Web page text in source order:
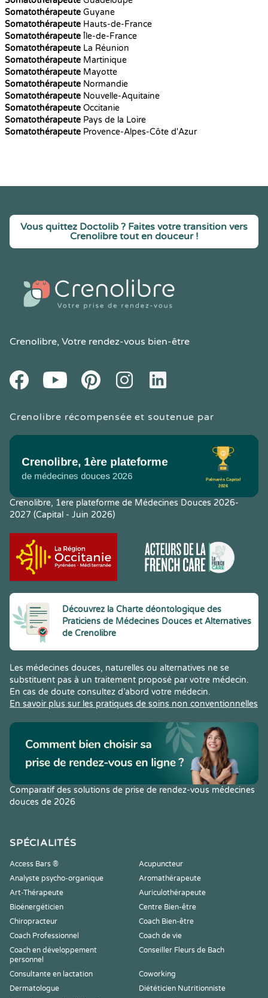
Somatothérapeute Guyane
Somatothérapeute Hauts-de-France
Somatothérapeute Île-de-France
Somatothérapeute La Réunion
Somatothérapeute Martinique
Somatothérapeute Mayotte
Somatothérapeute Normandie
Somatothérapeute Nouvelle-Aquitaine
Somatothérapeute Occitanie
Somatothérapeute Pays de la Loire
Somatothérapeute Provence-Alpes-Côte d'Azur
Vous quittez Doctolib ? Faites votre transition vers
Crenolibre tout en douceur !
Crenolibre, Votre rendez-vous bien-être
FacebookYoutube PinteresetInstagramLinkedIn
Crenolibre récompensée et soutenue par
Crenolibre, 1ere plateforme de Médecines Douces 2026-
2027 (Capital - Juin 2026)
Découvrez la Charte déontologique des
Praticiens de Médecines Douces et Alternatives
de Crenolibre
Les médecines douces, naturelles ou alternatives ne se
substituent pas à un traitement proposé par votre médecin.
En cas de doute consultez d’abord votre médecin.
En savoir plus sur les pratiques de soins non conventionnelles
Comparatif des solutions de prise de rendez-vous médecines
douces de 2026
SPÉCIALITÉS
Access Bars ®
Acupuncteur
Analyste psycho-organique
Aromathérapeute
Art-Thérapeute
Auriculothérapeute
Bioénergéticien
Centre Bien-être
Chiropracteur
Coach Bien-être
Coach Professionnel
Coach de vie
Coach en développement
personnel
Conseiller Fleurs de Bach
Consultante en lactation
Coworking
Dermatologue
Diététicien Nutritionniste